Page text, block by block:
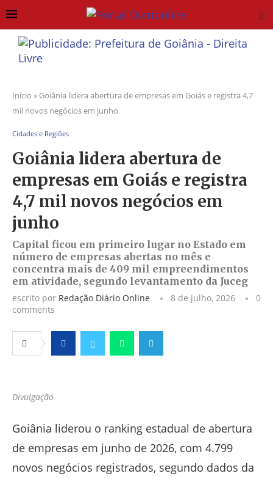
Início » Goiânia lidera abertura de empresas em Goiás e registra 4,7
mil novos negócios em junho
Cidades e Regiões
Goiânia lidera abertura de
empresas em Goiás e registra
4,7 mil novos negócios em
junho
Capital ficou em primeiro lugar no Estado em
número de empresas abertas no mês e
concentra mais de 409 mil empreendimentos
em atividade, segundo levantamento da Juceg
escrito por Redação Diário Online 8 de julho, 2026
0
comments
Divulgação
Goiânia liderou o ranking estadual de abertura
de empresas em junho de 2026, com 4.799
novos negócios registrados, segundo dados da